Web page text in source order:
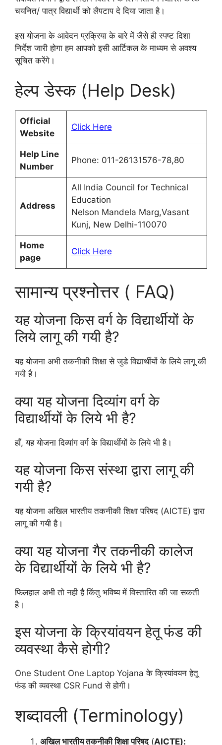
चयनित/ पात्र विद्यार्थी को लैपटाप दे दिया जाता है।
इस योजना के आवेदन प्रक्रिया के बारे में जैसे ही स्पष्ट दिशा
निर्देश जारी होगा हम आपको इसी आर्टिकल के माध्यम से अवश्य
सूचित करेंगे।
हेल्प डेस्क (Help Desk)
Official
Website
Click Here
Help Line
Number
Phone: 011-26131576-78,80
Address
All India Council for Technical
Education
Nelson Mandela Marg,Vasant
Kunj, New Delhi-110070
Home
page
ClickHere
सामान्य प्रश्नोत्तर ( FAQ)
यह योजना किस वर्ग के विद्यार्थीयों के
लिये लागू की गयी है?
यह योजना अभी तकनीकी शिक्षा से जुडे विद्यार्थीयों के लिये लागू की
गयी है।
क्या यह योजना दिव्यांग वर्ग के
विद्यार्थीयों के लिये भी है?
हाँ, यह योजना दिव्यांग वर्ग के विद्यार्थीयों के लिये भी है।
यह योजना किस संस्था द्वारा लागू की
गयी है?
यह योजना अखिल भारतीय तकनीकी शिक्षा परिषद (AICTE) द्वारा
लागू की गयी है।
क्या यह योजना गैर तकनीकी कालेज
के विद्यार्थीयों के लिये भी है?
फिलहाल अभी तो नही है किंतु भविष्य में विस्तारित की जा सकती
है।
इस योजना के क्रियांवयन हेतू फंड की
व्यवस्था कैसे होगी?
One Student One Laptop Yojana के क्रियांवयन हेतू
फंड की व्यवस्था CSR Fund से होगी।
शब्दावली (Terminology)
अखिल भारतीय तकनीकी शिक्षा परिषद(AICTE):